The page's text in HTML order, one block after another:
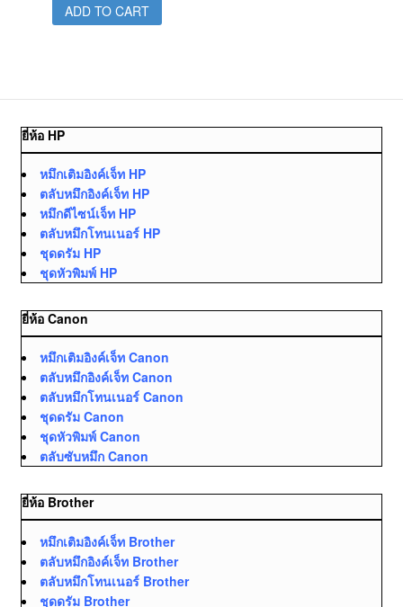
ADD TO CART
ยี่ห้อ HP
หมึกเติมอิงค์เจ็ท HP
ตลับหมึกอิงค์เจ็ท HP
หมึกดีไซน์เจ็ท HP
ตลับหมึกโทนเนอร์ HP
ชุดดรัม HP
ชุดหัวพิมพ์ HP
ยี่ห้อ Canon
หมึกเติมอิงค์เจ็ท Canon
ตลับหมึกอิงค์เจ็ท Canon
ตลับหมึกโทนเนอร์ Canon
ชุดดรัม Canon
ชุดหัวพิมพ์ Canon
ตลับซับหมึก Canon
ยี่ห้อ Brother
หมึกเติมอิงค์เจ็ท Brother
ตลับหมึกอิงค์เจ็ท Brother
ตลับหมึกโทนเนอร์ Brother
ชุดดรัม Brother